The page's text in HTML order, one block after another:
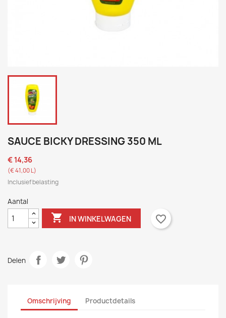
SAUCE BICKY DRESSING 350 ML
€ 14,36
(€ 41,00 L)
Inclusief belasting
Aantal
 IN WINKELWAGEN favorite_border
Delen
Omschrijving Productdetails